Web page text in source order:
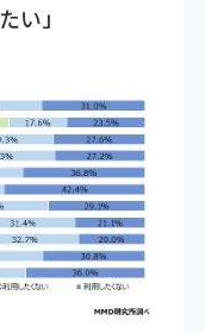
い」